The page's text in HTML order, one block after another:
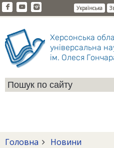
Українська
Херсонська
універсальна
ім. Олеся
Головна Новини